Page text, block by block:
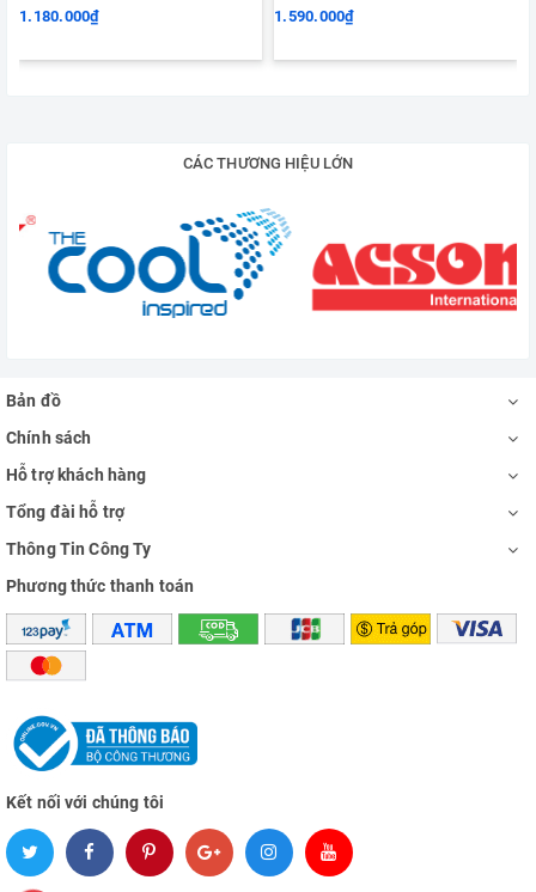
1.180.000₫ 1.590.000₫
CÁC THƯƠNG HIỆU LỚN
Bản đồ
Chính sách
Hỗ trợ khách hàng
Tổng đài hỗ trợ
Thông Tin Công Ty
Phương thức thanh toán
Kết nối với chúng tôi